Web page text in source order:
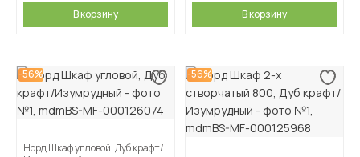
В корзину В корзину
-56%
Норд Шкаф угловой, Дуб крафт/
-56%